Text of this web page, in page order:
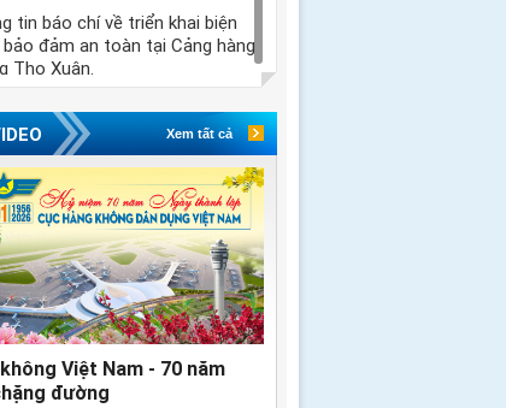
tin báo chí về triển khai biện
bảo đảm an toàn tại Cảng hàng
Thọ Xuân.
Xem tất cả
Việt Nam - 70 năm
đường